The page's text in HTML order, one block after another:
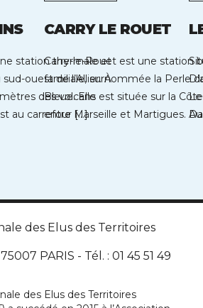
station thermale et
ouest de l’Allier. À
des volcans
au carrefour […]
CARRY LE ROUET
Carry-le-Rouet est une station
familiale, surnommée la Perle
Bleue. Elle est située sur la
entre Marseille et Martigues.
des Elus des Territoires
PARIS - Tél. : 01 45 51 49
des Elus des Territoires